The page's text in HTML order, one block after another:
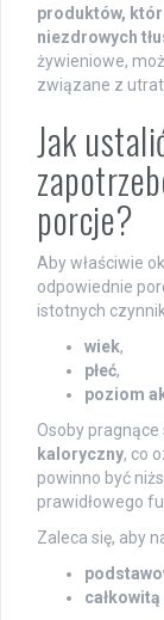
produktów,
niezdrowych
żywieniowe,
związane z
Jak
porcje?
Aby właściwie
odpowiednie
istotnych
wiek,
płeć,
poziom
Osoby
kaloryczny, co
powinno być
prawidłowego
Zaleca się, aby